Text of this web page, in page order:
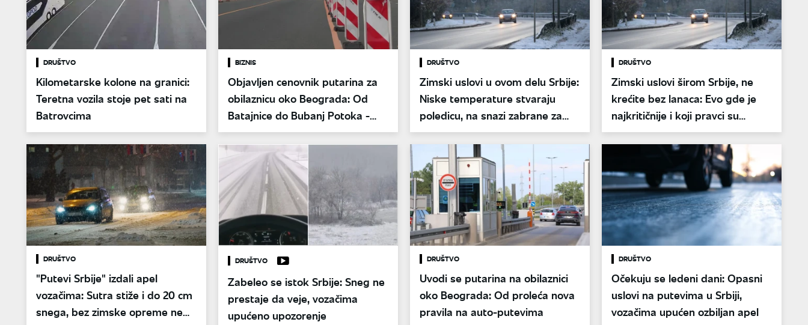
DRUŠTVO
Kilometarske kolone na granici:
Teretna vozila stoje pet sati na
Batrovcima
BIZNIS
Objavljen cenovnik putarina za
obilaznicu oko Beograda: Od
Batajnice do Bubanj Potoka -
pogledajte tačne iznose
DRUŠTVO
Zimski uslovi u ovom delu Srbije:
Niske temperature stvaraju
poledicu, na snazi zabrane za
šlepere na 11 putnih pravaca
DRUŠTVO
Zimski uslovi širom Srbije, ne
krećite bez lanaca: Evo gde je
najkritičnije i koji pravci su
neprohodni
DRUŠTVO
"Putevi Srbije" izdali apel
vozačima: Sutra stiže i do 20 cm
snega, bez zimske opreme ne
DRUŠTVO
Zabeleo se istok Srbije: Sneg ne
prestaje da veje, vozačima
upućeno upozorenje
DRUŠTVO
Uvodi se putarina na obilaznici
oko Beograda: Od proleća nova
pravila na auto-putevima
DRUŠTVO
Očekuju se ledeni dani: Opasni
uslovi na putevima u Srbiji,
vozačima upućen ozbiljan apel